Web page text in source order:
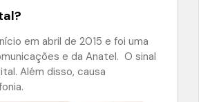
em abril de 2015 e foi uma
e da Anatel. O sinal
Além disso, causa